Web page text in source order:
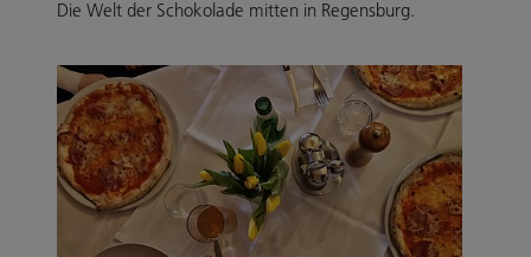
Die Welt der Schokolade mitten in Regensburg.